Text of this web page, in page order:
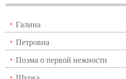
Галина
Петровна
Поэма о первой нежности